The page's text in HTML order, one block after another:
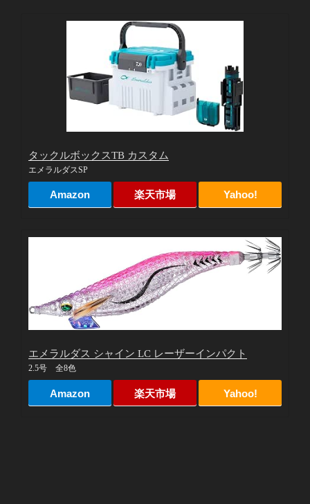
タックルボックスTB カスタム
エメラルダスSP
Amazon 楽天市場 Yahoo!
エメラルダス シャイン LC レーザーインパクト
2.5号 全8色
Amazon 楽天市場 Yahoo!